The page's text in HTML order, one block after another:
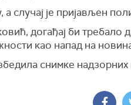
случај је пријављен
догађај би требало
као напад на
снимке надзорних